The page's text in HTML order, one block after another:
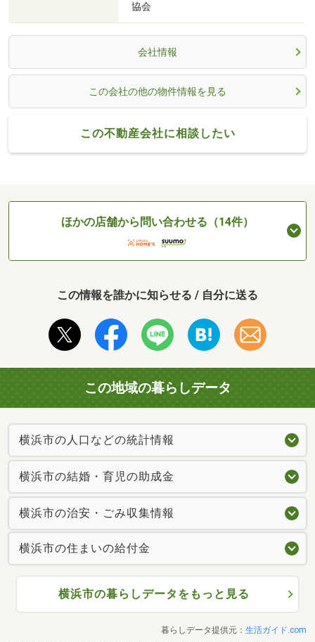
協会
会社情報
この会社の他の物件情報を見る
この不動産会社に相談したい
ほかの店舗から問い合わせる（14件）
この情報を誰かに知らせる / 自分に送る
この地域の暮らしデータ
横浜市の人口などの統計情報
横浜市の結婚・育児の助成金
横浜市の治安・ごみ収集情報
横浜市の住まいの給付金
横浜市の暮らしデータをもっと見る
暮らしデータ提供元： 生活ガイド.com